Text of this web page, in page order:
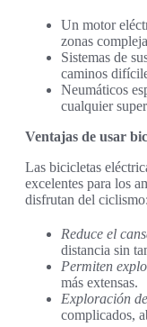
Un motor
zonas
Sistemas de
caminos
Neumáticos
cualquier
Ventajas de usar
Las bicicletas
excelentes para los
disfrutan del ciclismo:
Reduce el
distancia sin
Permiten
más extensas.
Exploración
complicados,